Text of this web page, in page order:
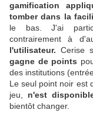
gamification
tomber dans la
le bas. J'ai
contrairement à
l'utilisateur. Cerise
gagne de points
des institutions
Le seul point noir est
jeu, n'est
bientôt changer.